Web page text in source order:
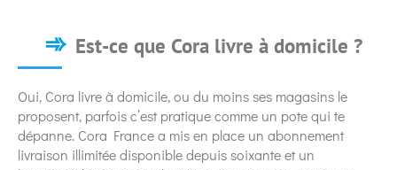
Est-ce que Cora livre à domicile ?
Oui, Cora livre à domicile, ou du moins ses magasins le
proposent, parfois c’est pratique comme un pote qui te
dépanne. Cora France a mis en place un abonnement
livraison illimitée disponible depuis soixante et un